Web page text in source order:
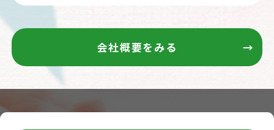
会社概要をみる